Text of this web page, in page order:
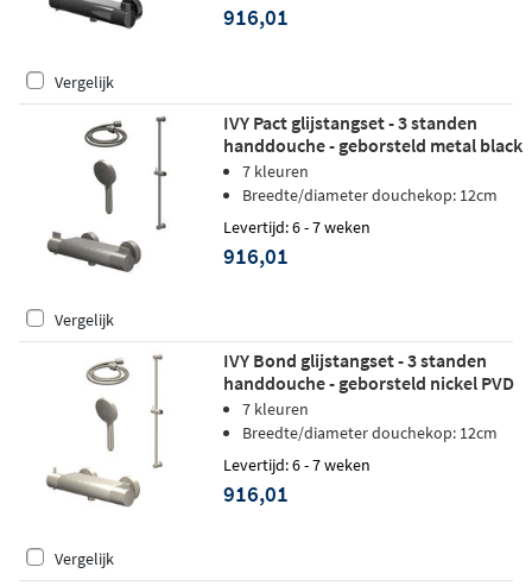
916,01
Vergelijk
IVY Pact glijstangset - 3 standen
handdouche - geborsteld metal black
PVD7 kleuren
Breedte/diameter douchekop: 12cm
Levertijd: 6 - 7 weken
916,01
Vergelijk
IVY Bond glijstangset - 3 standen
handdouche - geborsteld nickel PVD
7 kleuren
Breedte/diameter douchekop: 12cm
Levertijd: 6 - 7 weken
916,01
Vergelijk